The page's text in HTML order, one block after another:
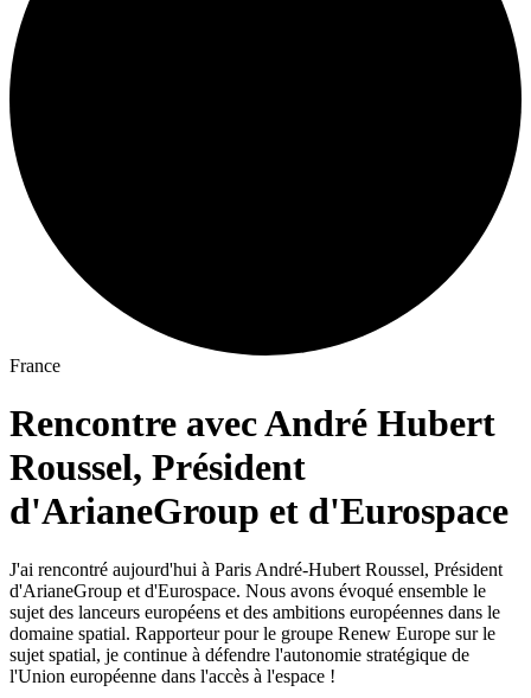
France
Rencontre avec André Hubert
Roussel, Président
d'ArianeGroup et d'Eurospace
J'ai rencontré aujourd'hui à Paris André-Hubert Roussel, Président
d'ArianeGroup et d'Eurospace. Nous avons évoqué ensemble le
sujet des lanceurs européens et des ambitions européennes dans le
domaine spatial. Rapporteur pour le groupe Renew Europe sur le
sujet spatial, je continue à défendre l'autonomie stratégique de
l'Union européenne dans l'accès à l'espace !